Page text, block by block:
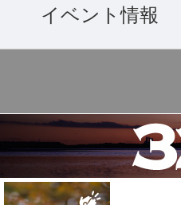
イベント情報